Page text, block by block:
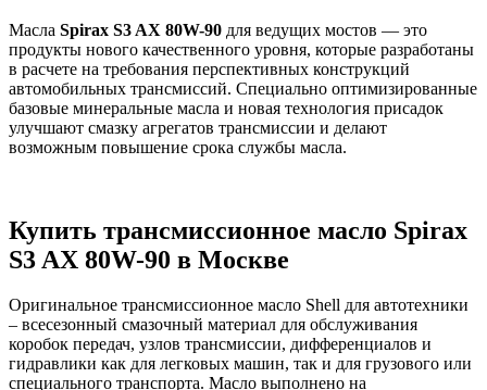
Масла Spirax S3 AX 80W-90 для ведущих мостов — это
продукты нового качественного уровня, которые разработаны
в расчете на требования перспективных конструкций
автомобильных трансмиссий. Специально оптимизированные
базовые минеральные масла и новая технология присадок
улучшают смазку агрегатов трансмиссии и делают
возможным повышение срока службы масла.
Купить трансмиссионное масло Spirax
S3 AX 80W-90 в Москве
Оригинальное трансмиссионное масло Shell для автотехники
– всесезонный смазочный материал для обслуживания
коробок передач, узлов трансмиссии, дифференциалов и
гидравлики как для легковых машин, так и для грузового или
специального транспорта. Масло выполнено на